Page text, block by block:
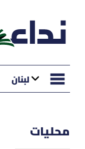
لبنان
محليات